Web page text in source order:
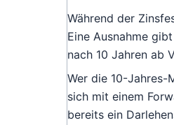
Während der
Eine Ausnahme
nach 10 Jahren ab
Wer die 10-Jahres-
sich mit einem
bereits ein